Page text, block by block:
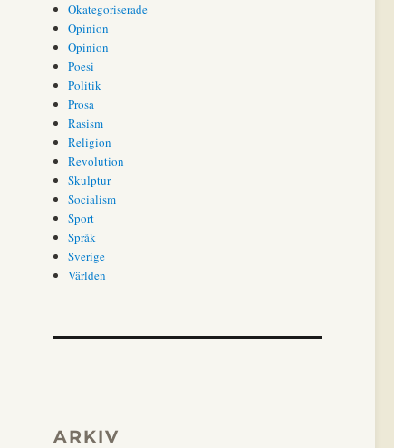
Okategoriserade
Opinion
Opinion
Poesi
Politik
Prosa
Rasism
Religion
Revolution
Skulptur
Socialism
Sport
Språk
Sverige
Världen
ARKIV